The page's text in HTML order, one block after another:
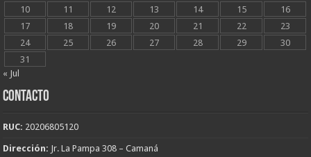
10
11 12 13 14 15
16
17
18 19 20 21 22
23
24
25 26 27 28 29
30
31
« Jul
CONTACTO
RUC: 20206805120
Dirección: Jr. La Pampa 308 – Camaná